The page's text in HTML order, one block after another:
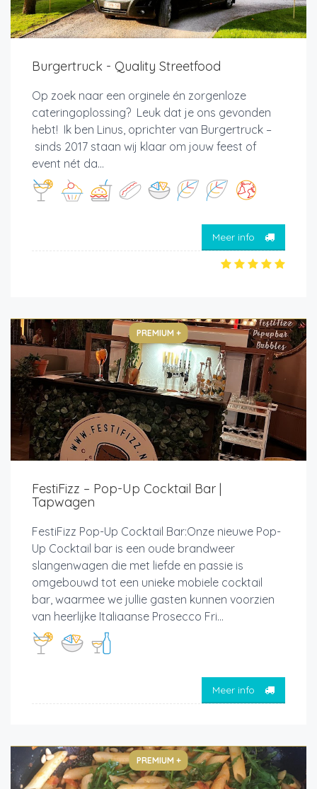
Burgertruck - Quality Streetfood
Op zoek naar een orginele én zorgenloze
cateringoplossing? Leuk dat je ons gevonden
hebt! Ik ben Linus, oprichter van Burgertruck –
sinds 2017 staan wij klaar om jouw feest of
event nét da...
Meer info
PREMIUM +
FestiFizz – Pop-Up Cocktail Bar |
Tapwagen
FestiFizz Pop-Up Cocktail Bar:Onze nieuwe Pop-
Up Cocktail bar is een oude brandweer
slangenwagen die met liefde en passie is
omgebouwd tot een unieke mobiele cocktail
bar, waarmee we jullie gasten kunnen voorzien
van heerlijke Italiaanse Prosecco Fri...
Meer info
PREMIUM +